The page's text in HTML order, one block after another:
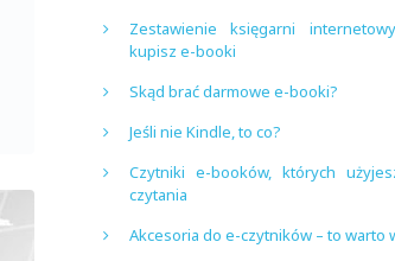
Zestawienie księgarni
kupisz e-booki
Skąd brać darmowe e-booki?
Jeśli nie Kindle, to co?
Czytniki e-booków, których
czytania
Akcesoria do e-czytników – to warto